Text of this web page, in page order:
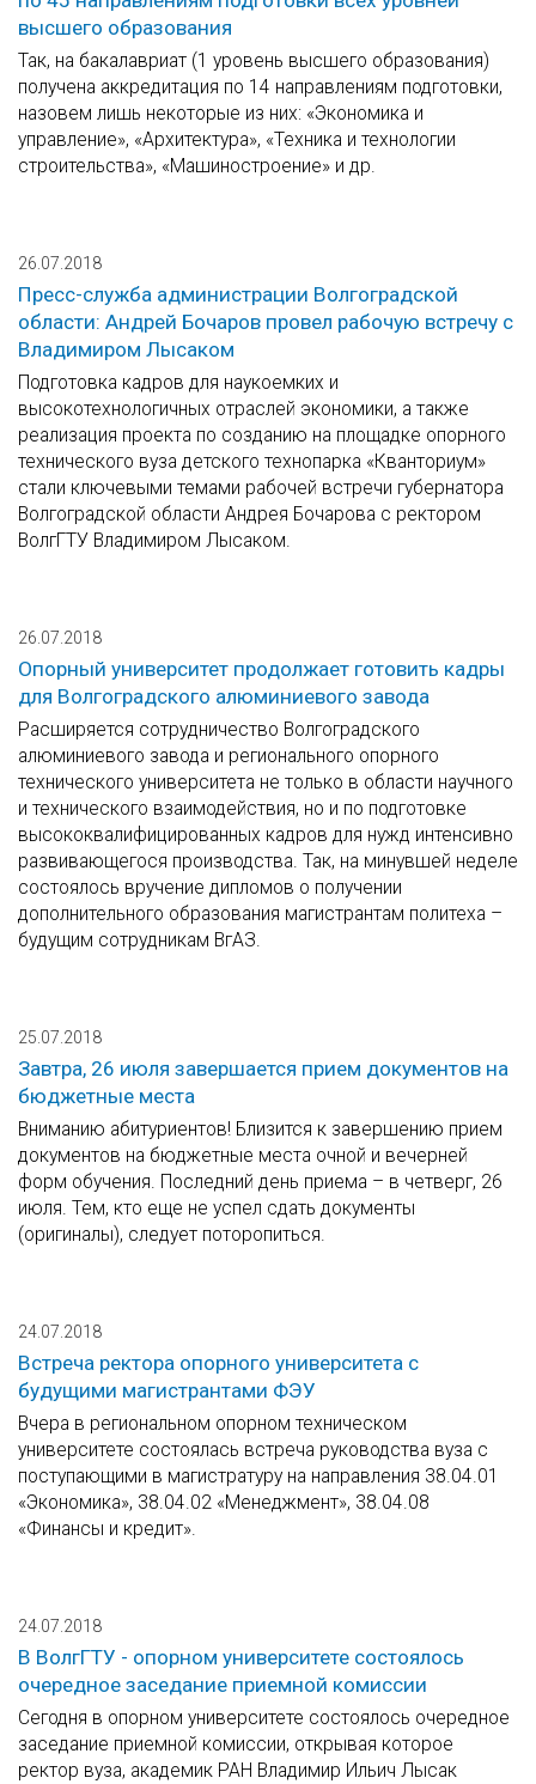
высшего образования
Так, на бакалавриат (1 уровень высшего образования)
получена аккредитация по 14 направлениям подготовки,
назовем лишь некоторые из них: «Экономика и
управление», «Архитектура», «Техника и технологии
строительства», «Машиностроение» и др.
26.07.2018
Пресс-служба администрации Волгоградской
области: Андрей Бочаров провел рабочую встречу с
Владимиром Лысаком
Подготовка кадров для наукоемких и
высокотехнологичных отраслей экономики, а также
реализация проекта по созданию на площадке опорного
технического вуза детского технопарка «Кванториум»
стали ключевыми темами рабочей встречи губернатора
Волгоградской области Андрея Бочарова с ректором
ВолгГТУ Владимиром Лысаком.
26.07.2018
Опорный университет продолжает готовить кадры
для Волгоградского алюминиевого завода
Расширяется сотрудничество Волгоградского
алюминиевого завода и регионального опорного
технического университета не только в области научного
и технического взаимодействия, но и по подготовке
высококвалифицированных кадров для нужд интенсивно
развивающегося производства. Так, на минувшей неделе
состоялось вручение дипломов о получении
дополнительного образования магистрантам политеха –
будущим сотрудникам ВгАЗ.
25.07.2018
Завтра, 26 июля завершается прием документов на
бюджетные места
Вниманию абитуриентов! Близится к завершению прием
документов на бюджетные места очной и вечерней
форм обучения. Последний день приема – в четверг, 26
июля. Тем, кто еще не успел сдать документы
(оригиналы), следует поторопиться.
24.07.2018
Встреча ректора опорного университета с
будущими магистрантами ФЭУ
Вчера в региональном опорном техническом
университете состоялась встреча руководства вуза с
поступающими в магистратуру на направления 38.04.01
«Экономика», 38.04.02 «Менеджмент», 38.04.08
«Финансы и кредит».
24.07.2018
В ВолгГТУ - опорном университете состоялось
очередное заседание приемной комиссии
Сегодня в опорном университете состоялось очередное
заседание приемной комиссии, открывая которое
ректор вуза, академик РАН Владимир Ильич Лысак